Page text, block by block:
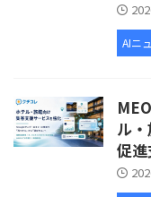
AIニ
ル
促